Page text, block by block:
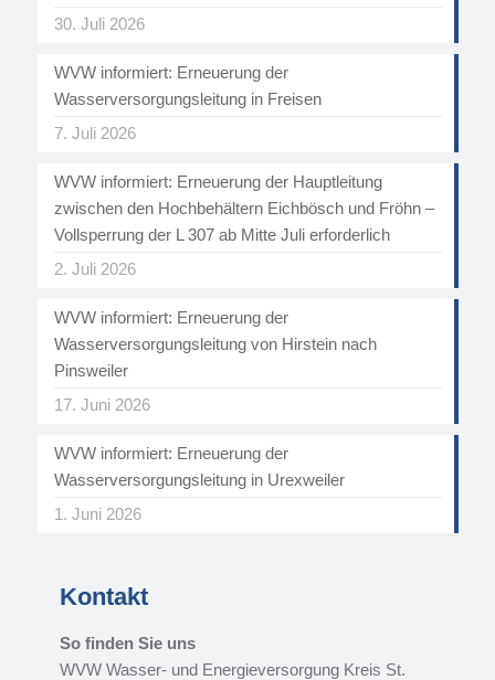
30. Juli 2026
WVW informiert: Erneuerung der
Wasserversorgungsleitung in Freisen
7. Juli 2026
WVW informiert: Erneuerung der Hauptleitung
zwischen den Hochbehältern Eichbösch und Fröhn –
Vollsperrung der L 307 ab Mitte Juli erforderlich
2. Juli 2026
WVW informiert: Erneuerung der
Wasserversorgungsleitung von Hirstein nach
Pinsweiler
17. Juni 2026
WVW informiert: Erneuerung der
Wasserversorgungsleitung in Urexweiler
1. Juni 2026
Kontakt
So finden Sie uns
WVW Wasser- und Energieversorgung Kreis St.